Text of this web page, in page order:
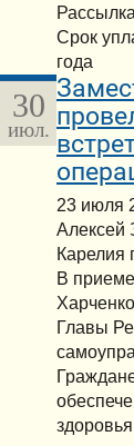
Срок
года
30
июл.
23 июля
Алексей
Карелия
В
Главы